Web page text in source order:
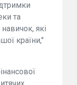
та
які
країни,"